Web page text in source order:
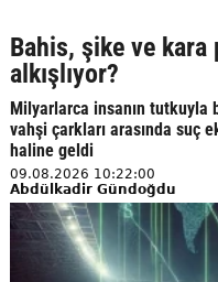
Bahis, şike ve
alkışlıyor?
Milyarlarca insanın tutkuyla
vahşi çarkları arasında suç
haline geldi
09.08.2026 10:22:00
Abdülkadir Gündoğdu